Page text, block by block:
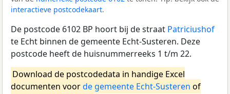
interactieve postcodekaart.
De postcode 6102 BP hoort bij de straat Patriciushof
te Echt binnen de gemeente Echt-Susteren. Deze
postcode heeft de huisnummerreeks 1 t/m 22.
Download de postcodedata in handige Excel
documenten voorde gemeente Echt-Susteren of